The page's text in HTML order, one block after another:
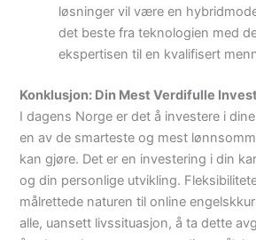
løsninger vil være en
det beste fra teknologien med
ekspertisen til en kvalifisert
Konklusjon: Din Mest Verdifulle
I dagens Norge er det å investere i
en av de smarteste og mest
kan gjøre. Det er en investering i din
og din personlige utvikling.
målrettede naturen til online
alle, uansett livssituasjon, å ta dette